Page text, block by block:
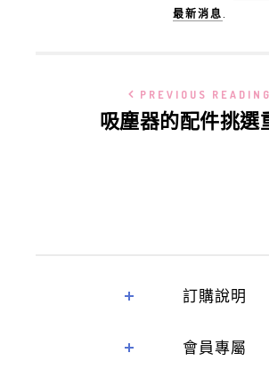
最新消息 .
PREVIOUS READING
吸塵器的配件挑選
訂購說明
會員專屬